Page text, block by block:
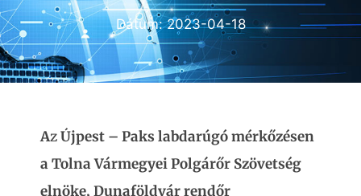
Dátum:2023-04-18
AzÚjpest – Paks labdarúgó mérkőzésen
a Tolna Vármegyei Polgárőr Szövetség
elnöke, Dunaföldvár rendőr